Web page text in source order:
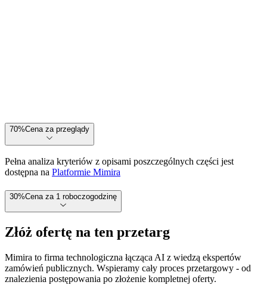
70%Cena za przeglądy
Pełna analiza kryteriów z opisami poszczególnych części jest
dostępna na Platformie Mimira
30%Cena za 1 roboczogodzinę
Złóż ofertę na ten przetarg
Mimira to firma technologiczna łącząca AI z wiedzą ekspertów
zamówień publicznych. Wspieramy cały proces przetargowy - od
znalezienia postępowania po złożenie kompletnej oferty.